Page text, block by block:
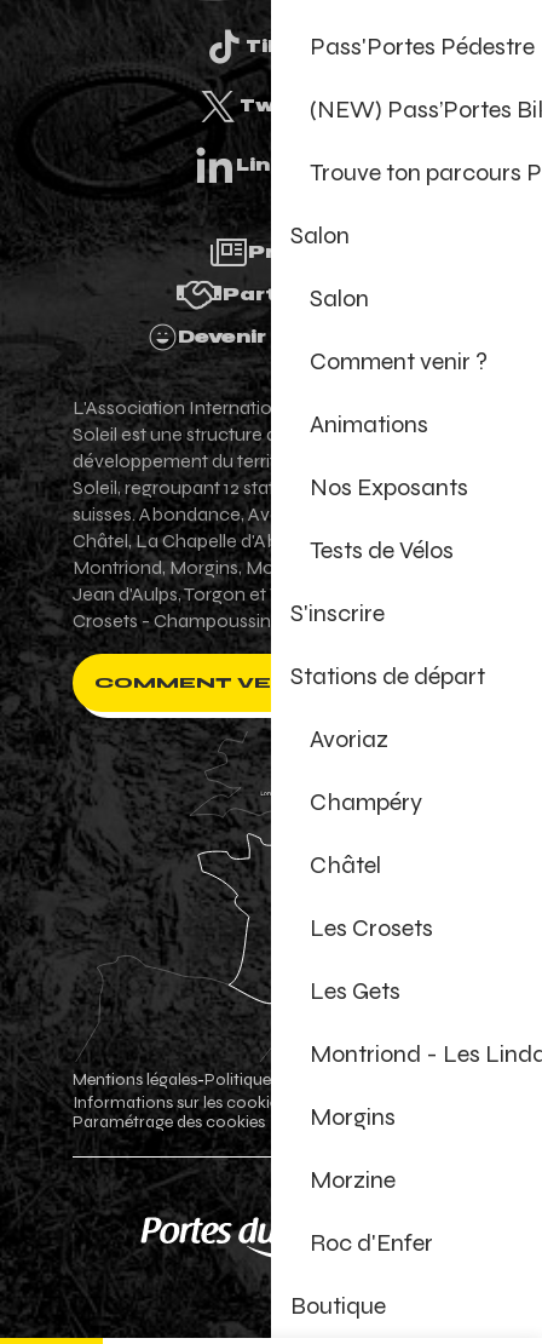
Pass'Portes Pédestre
(NEW) Pass’Portes
Trouve ton parcours
Salon
Salon
Comment venir ?
Animations
Nos Exposants
Tests de Vélos
S'inscrire
Stations de départ
Avoriaz
Champéry
Châtel
Les Crosets
Les Gets
Montriond - Les
Morgins
Morzine
Roc d'Enfer
Boutique
Tiktok
Twitter
Linkedin
Presse
Partenaires
Devenir Bénévole
L'Association Internationale des Portes du
Soleil est une structure de promotion et de
développement du territoire des Portes du
Soleil, regroupant 12 stations villages franco-
suisses. Abondance, Avoriaz 1800, Champéry,
Châtel, La Chapelle d'Abondance, Les Gets,
Montriond, Morgins, Morzine-Avoriaz, Saint-
Jean d'Aulps, Torgon et Val-d'Illiez - Les
Crosets - Champoussin.
COMMENT VENIR ?
Mentions légales-Politique de confidentialité
Informations sur les cookies
Paramétrage des cookies